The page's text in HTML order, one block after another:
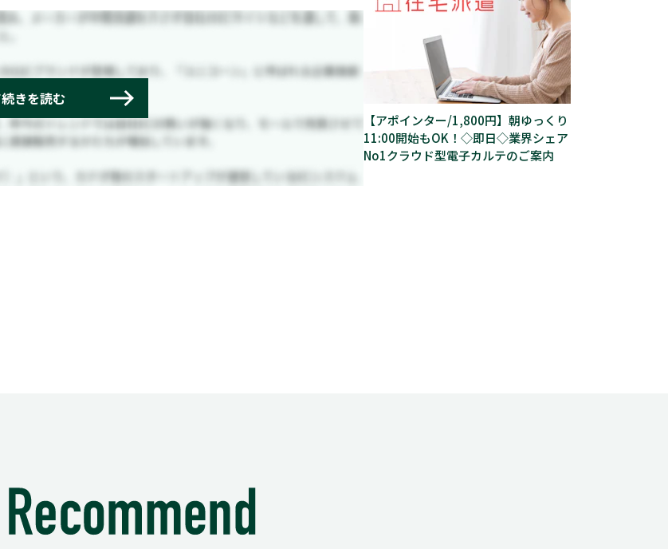
【アポインター/1,800円】朝ゆっくり
11:00開始もOK！◇即日◇業界シェア
No1クラウド型電子カルテのご案内